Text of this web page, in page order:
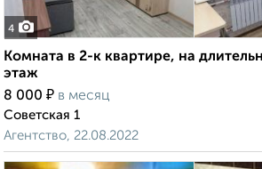
4
Комната в 2-к квартире, на
этаж
8 000 ₽ в месяц
Советская 1
Агентство, 22.08.2022